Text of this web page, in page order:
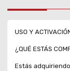
USO Y
¿QUÉ ESTÁS
Estás